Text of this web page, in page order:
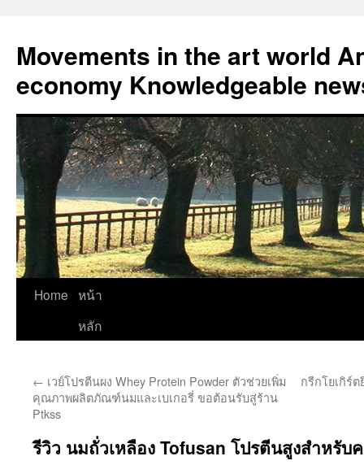
content
Movements in the art world
economy Knowledgeable
Home หน้า
หลัก
← เวย์โปรตีนผง Whey Protein Powder ตัวช่วยเพิ่ม
คุณภาพผลิตภัณฑ์นมและเบเกอรี่ ขอต้อนรับสู่ร้าน
Ptkss
กรีกโยเกิร์
รีวิว นมถั่วเหลือง Tofusan โปรตีนสูงสำหรับ